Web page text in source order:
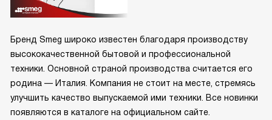
Бренд Smeg широко известен благодаря производству
высококачественной бытовой и профессиональной
техники. Основной страной производства считается его
родина — Италия. Компания не стоит на месте, стремясь
улучшить качество выпускаемой ими техники. Все новинки
появляются в каталоге на официальном сайте.